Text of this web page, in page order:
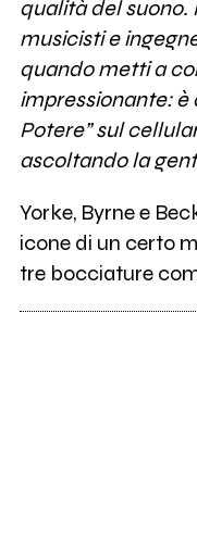
qualità del
musicisti e
quando metti a
impressionante: è
Potere” sul
ascoltando la
Yorke, Byrne e
icone di un certo
tre bocciature